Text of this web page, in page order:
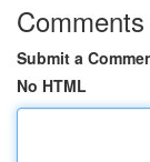
Comments
Submit a
No HTML